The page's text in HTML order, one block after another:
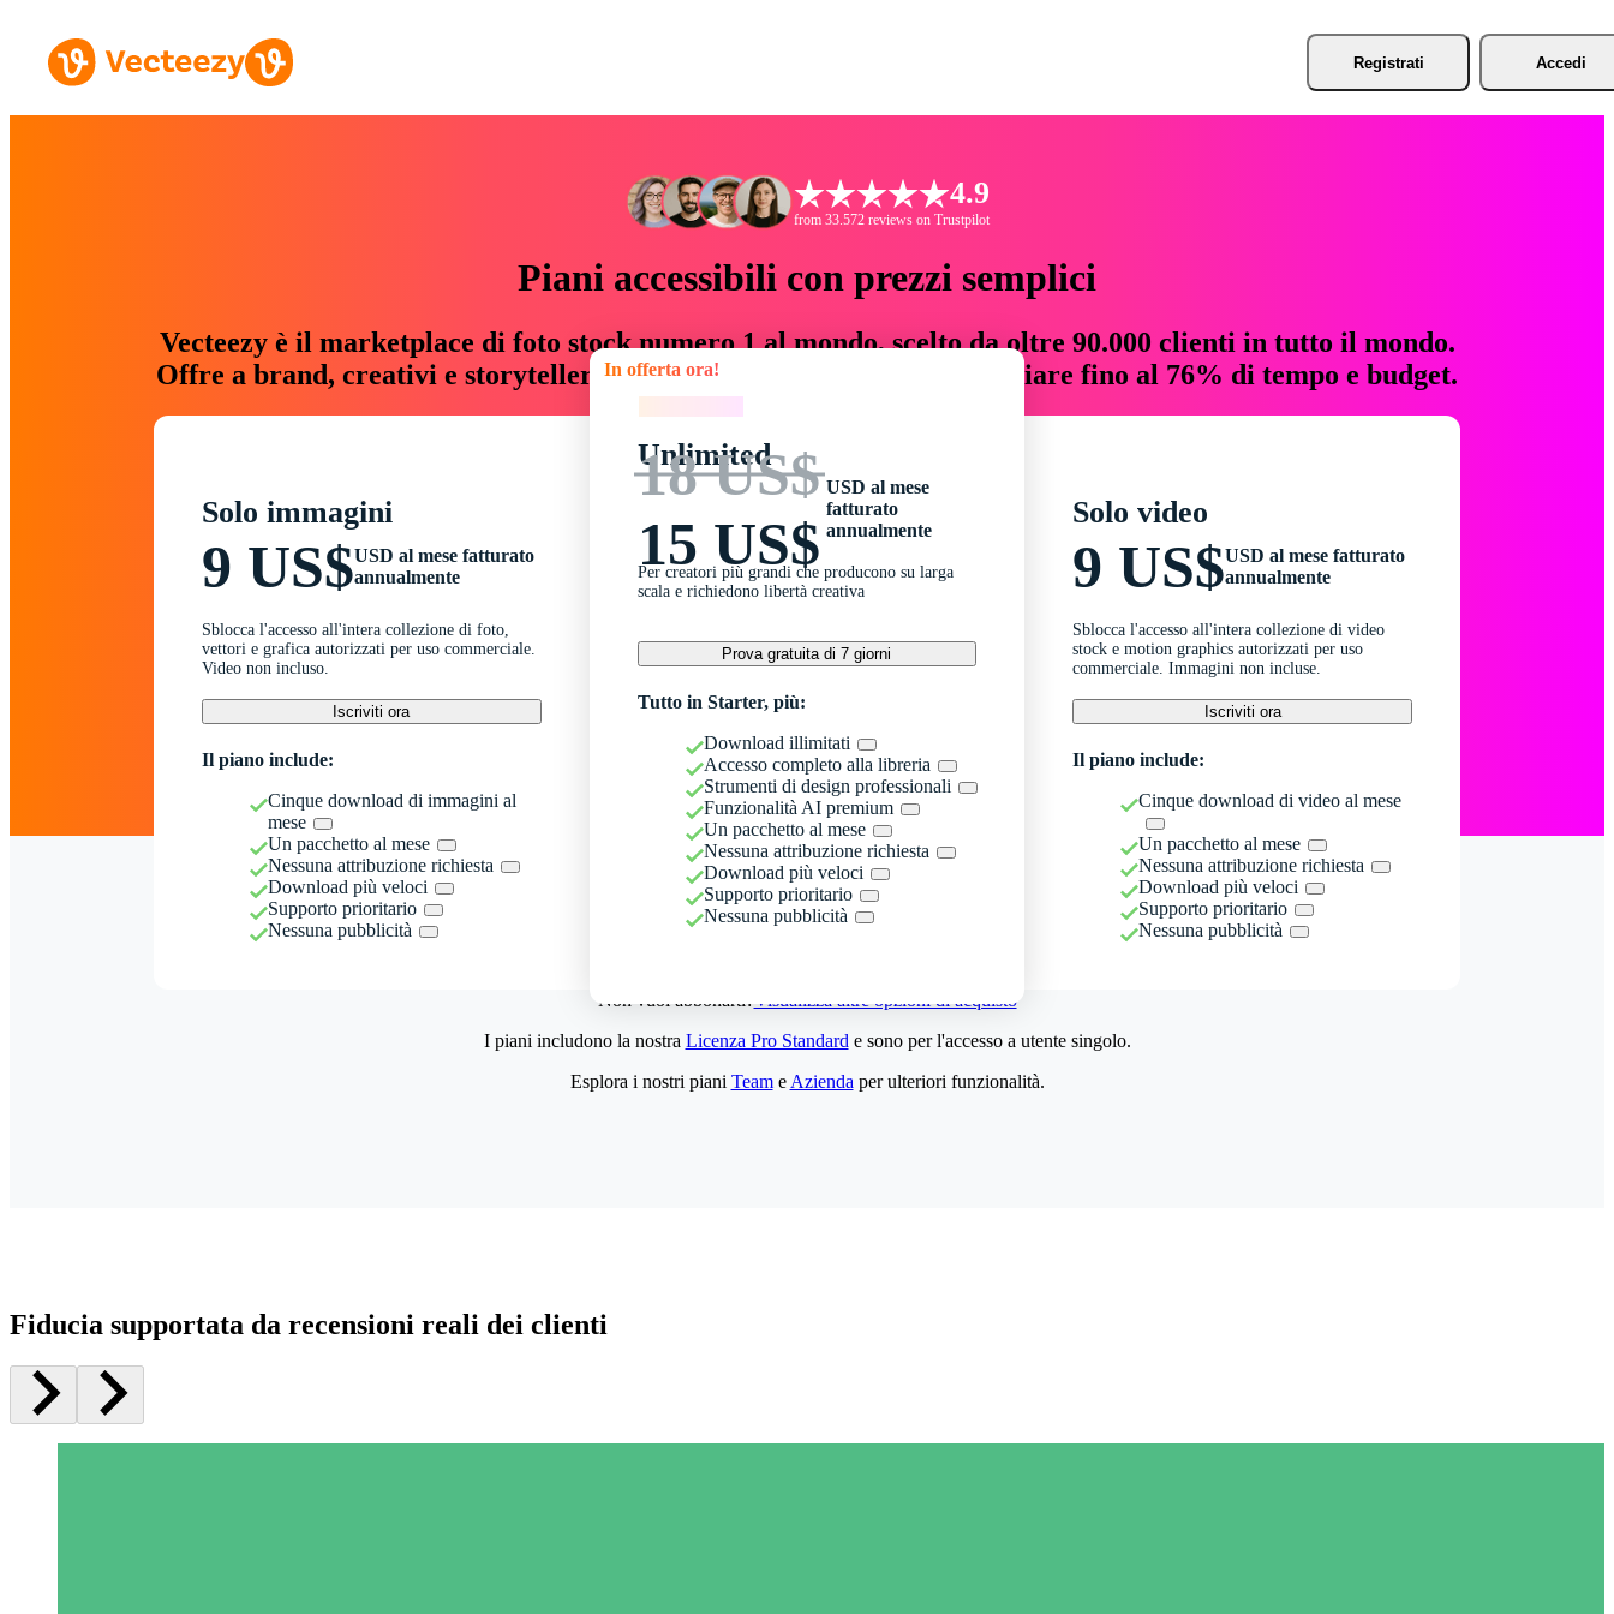
Registrati Accedi
4.9
from 33.572 reviews on Trustpilot
Piani accessibili con prezzi semplici
Vecteezy è il marketplace di foto stock numero 1 al mondo, scelto da oltre 90.000 clienti in tutto il mondo.
Offre a brand, creativi e storyteller risorse creative che fanno risparmiare fino al 76% di tempo e budget.
Solo immagini
9 US$USD al mese fatturato
annualmente
Sblocca l'accesso all'intera collezione di foto,
vettori e grafica autorizzati per uso commerciale.
Video non incluso.
Iscriviti ora
Il piano include:
Cinque download di immagini al
mese
Un pacchetto al mese
Nessuna attribuzione richiesta
Download più veloci
Supporto prioritario
Nessuna pubblicità
In offerta ora!
Unlimited
18 US$
15 US$
USD al mese
fatturato
annualmente
Per creatori più grandi che producono su larga
scala e richiedono libertà creativa
Prova gratuita di 7 giorni
Tutto in Starter, più:
Download illimitati
Accesso completo alla libreria
Strumenti di design professionali
Funzionalità AI premium
Un pacchetto al mese
Nessuna attribuzione richiesta
Download più veloci
Supporto prioritario
Nessuna pubblicità
Solo video
9 US$USD al mese fatturato
annualmente
Sblocca l'accesso all'intera collezione di video
stock e motion graphics autorizzati per uso
commerciale. Immagini non incluse.
Iscriviti ora
Il piano include:
Cinque download di video al mese
Un pacchetto al mese
Nessuna attribuzione richiesta
Download più veloci
Supporto prioritario
Nessuna pubblicità
Non vuoi abbonarti?Visualizza altre opzioni di acquisto
I piani includono la nostra Licenza Pro Standard e sono per l'accesso a utente singolo.
Esplora i nostri piani Teame Azienda per ulteriori funzionalità.
Fiducia supportata da recensioni reali dei clienti